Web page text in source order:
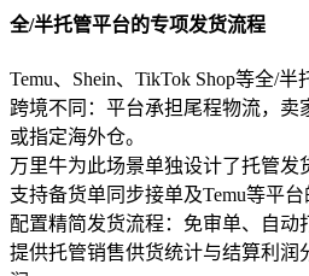
全/半托管平台的专项发货流程
Temu、Shein、TikTok Shop等全/
跨境不同：平台承担尾程物流，卖
或指定海外仓。
万里牛为此场景单独设计了托管发
支持备货单同步接单及Temu等平
配置精简发货流程：免审单、自动
提供托管销售供货统计与结算利润